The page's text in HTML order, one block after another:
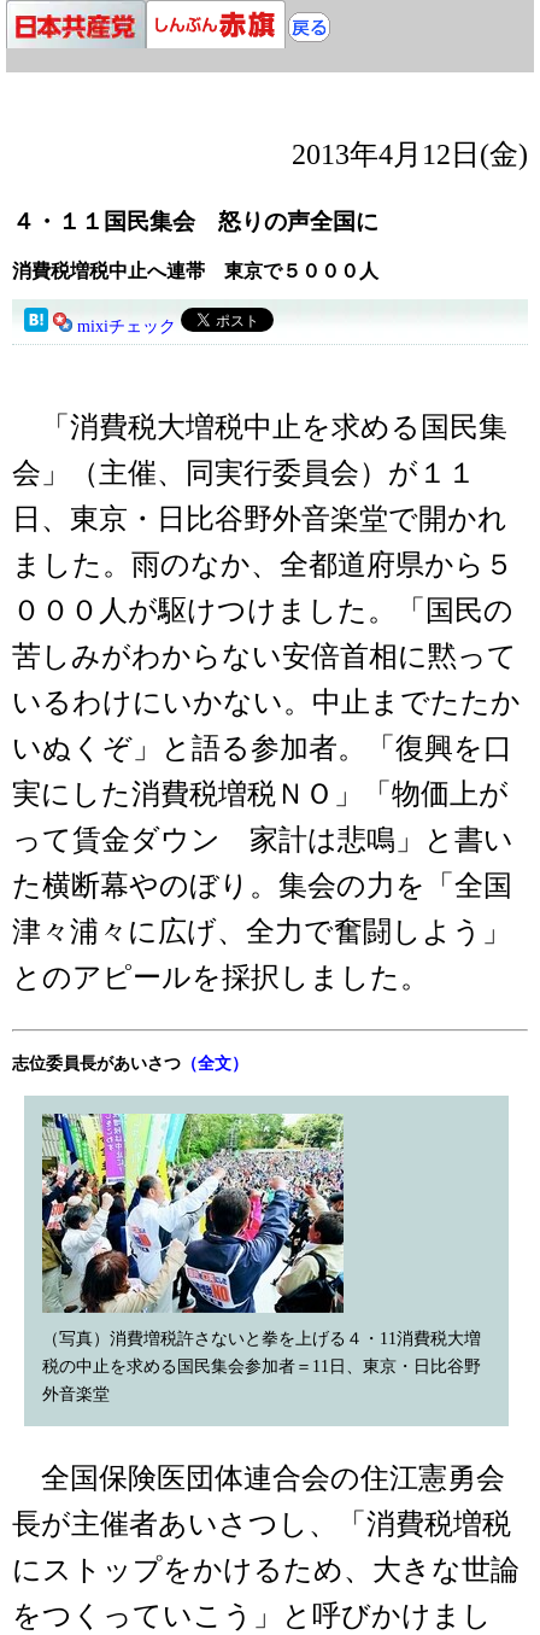
2013年4月12日(金)
４・１１国民集会 怒りの声全国に
消費税増税中止へ連帯 東京で５０００人
mixiチェック
「消費税大増税中止を求める国民集
会」（主催、同実行委員会）が１１
日、東京・日比谷野外音楽堂で開かれ
ました。雨のなか、全都道府県から５
０００人が駆けつけました。「国民の
苦しみがわからない安倍首相に黙って
いるわけにいかない。中止までたたか
いぬくぞ」と語る参加者。「復興を口
実にした消費税増税ＮＯ」「物価上が
って賃金ダウン 家計は悲鳴」と書い
た横断幕やのぼり。集会の力を「全国
津々浦々に広げ、全力で奮闘しよう」
とのアピールを採択しました。
志位委員長があいさつ （全文）
（写真）消費増税許さないと拳を上げる４・11消費税大増
税の中止を求める国民集会参加者＝11日、東京・日比谷野
外音楽堂
全国保険医団体連合会の住江憲勇会
長が主催者あいさつし、「消費税増税
にストップをかけるため、大きな世論
をつくっていこう」と呼びかけまし